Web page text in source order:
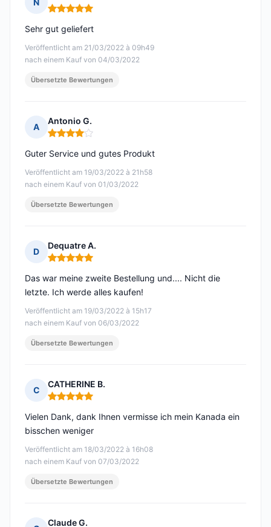
N
Hinweis: 5 von 5
Veröffentlicht am 21/03/2022 à 09h49
nach einem Kauf von 04/03/2022
Sehr gut geliefert
Übersetzte Bewertungen
A
Antonio G.
Hinweis: 4 von 5
Veröffentlicht am 19/03/2022 à 21h58
nach einem Kauf von 01/03/2022
Guter Service und gutes Produkt
Übersetzte Bewertungen
D
Dequatre A.
Hinweis: 5 von 5
Veröffentlicht am 19/03/2022 à 15h17
nach einem Kauf von 06/03/2022
Das war meine zweite Bestellung und.... Nicht die
letzte. Ich werde alles kaufen!
Übersetzte Bewertungen
C
CATHERINE B.
Hinweis: 5 von 5
Veröffentlicht am 18/03/2022 à 16h08
nach einem Kauf von 07/03/2022
Vielen Dank, dank Ihnen vermisse ich mein Kanada ein
bisschen weniger
Übersetzte Bewertungen
Claude G.